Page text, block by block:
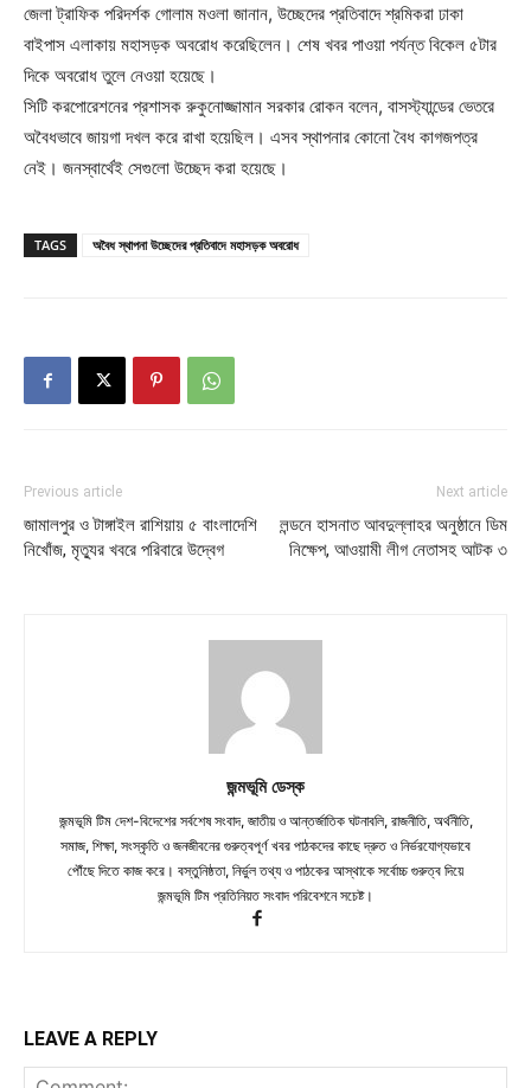
জেলা ট্রাফিক পরিদর্শক গোলাম মওলা জানান, উচ্ছেদের প্রতিবাদে শ্রমিকরা ঢাকা
বাইপাস এলাকায় মহাসড়ক অবরোধ করেছিলেন। শেষ খবর পাওয়া পর্যন্ত বিকেল ৫টার
দিকে অবরোধ তুলে নেওয়া হয়েছে।
সিটি করপোরেশনের প্রশাসক রুকুনোজ্জামান সরকার রোকন বলেন, বাসস্ট্যান্ডের ভেতরে
অবৈধভাবে জায়গা দখল করে রাখা হয়েছিল। এসব স্থাপনার কোনো বৈধ কাগজপত্র
নেই। জনস্বার্থেই সেগুলো উচ্ছেদ করা হয়েছে।
TAGS অবৈধ স্থাপনা উচ্ছেদের প্রতিবাদে মহাসড়ক অবরোধ
Previous article
জামালপুর ও টাঙ্গাইল রাশিয়ায় ৫ বাংলাদেশি
নিখোঁজ, মৃত্যুর খবরে পরিবারে উদ্বেগ
Next article
লন্ডনে হাসনাত আবদুল্লাহর অনুষ্ঠানে ডিম
নিক্ষেপ, আওয়ামী লীগ নেতাসহ আটক ৩
জন্মভূমি ডেস্ক
জন্মভূমি টিম দেশ-বিদেশের সর্বশেষ সংবাদ, জাতীয় ও আন্তর্জাতিক ঘটনাবলি, রাজনীতি, অর্থনীতি,
সমাজ, শিক্ষা, সংস্কৃতি ও জনজীবনের গুরুত্বপূর্ণ খবর পাঠকদের কাছে দ্রুত ও নির্ভরযোগ্যভাবে
পৌঁছে দিতে কাজ করে। বস্তুনিষ্ঠতা, নির্ভুল তথ্য ও পাঠকের আস্থাকে সর্বোচ্চ গুরুত্ব দিয়ে
জন্মভূমি টিম প্রতিনিয়ত সংবাদ পরিবেশনে সচেষ্ট।
LEAVE A REPLY